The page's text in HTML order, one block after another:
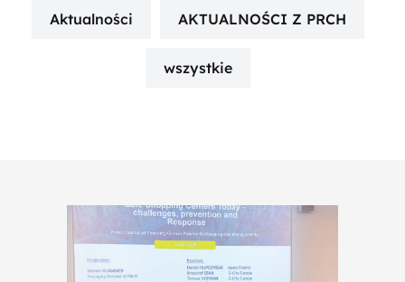
Aktualności AKTUALNOŚCI Z PRCH
wszystkie